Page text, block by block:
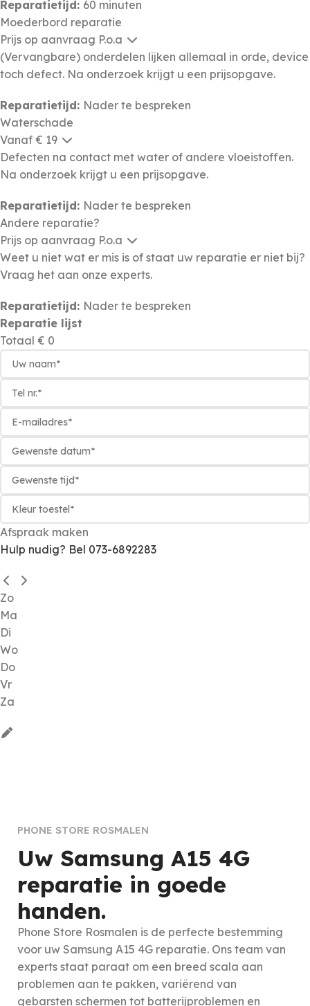
Reparatietijd: 60 minuten
Moederbord reparatie
Prijs op aanvraag P.o.a
(Vervangbare) onderdelen lijken allemaal in orde, device
toch defect. Na onderzoek krijgt u een prijsopgave.
Reparatietijd: Nader te bespreken
Waterschade
Vanaf € 19
Defecten na contact met water of andere vloeistoffen.
Na onderzoek krijgt u een prijsopgave.
Reparatietijd: Nader te bespreken
Andere reparatie?
Prijs op aanvraag P.o.a
Weet u niet wat er mis is of staat uw reparatie er niet bij?
Vraag het aan onze experts.
Reparatietijd: Nader te bespreken
Reparatie lijst
Totaal € 0
Afspraak maken
Hulp nudig? Bel 073-6892283
Zo
Ma
Di
Wo
Do
Vr
Za
PHONE STORE ROSMALEN
Uw Samsung A15 4G
reparatie in goede
handen.
Phone Store Rosmalen is de perfecte bestemming
voor uw Samsung A15 4G reparatie. Ons team van
experts staat paraat om een breed scala aan
problemen aan te pakken, variërend van
gebarsten schermen tot batterijproblemen en